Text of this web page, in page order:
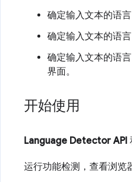
确定输入文本的语
确定输入文本的语
确定输入文本的语
界面。
开始使用
Language Detector API
运行功能检测，查看浏览